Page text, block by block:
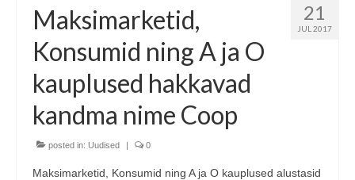
21
JUL 2017
Maksimarketid,
Konsumid ning A ja O
kauplused hakkavad
kandma nime Coop
posted in: Uudised | 0
Maksimarketid, Konsumid ning A ja O kauplused alustasid